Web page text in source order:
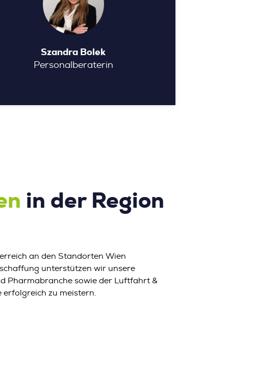
Szandra Bolek
Personalberaterin
in der Region
an den Standorten Wien
unterstützen wir unsere
Pharmabranche sowie der Luftfahrt &
zu meistern.